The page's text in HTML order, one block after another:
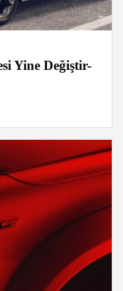
Yine Değiştir-